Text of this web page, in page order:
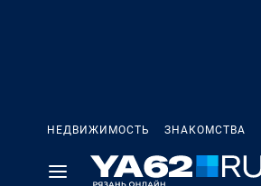
НЕДВИЖИМОСТЬ ЗНАКОМСТВА